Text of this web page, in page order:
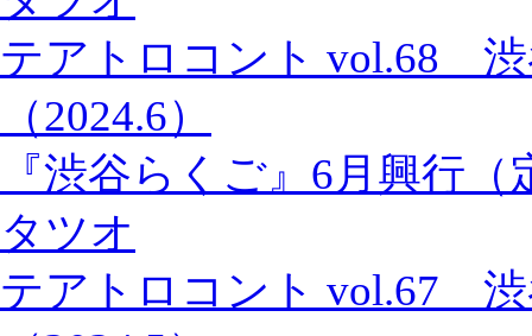
テアトロコント vol.68
（2024.6）
『渋谷らくご』6月興行
タツオ
テアトロコント vol.67